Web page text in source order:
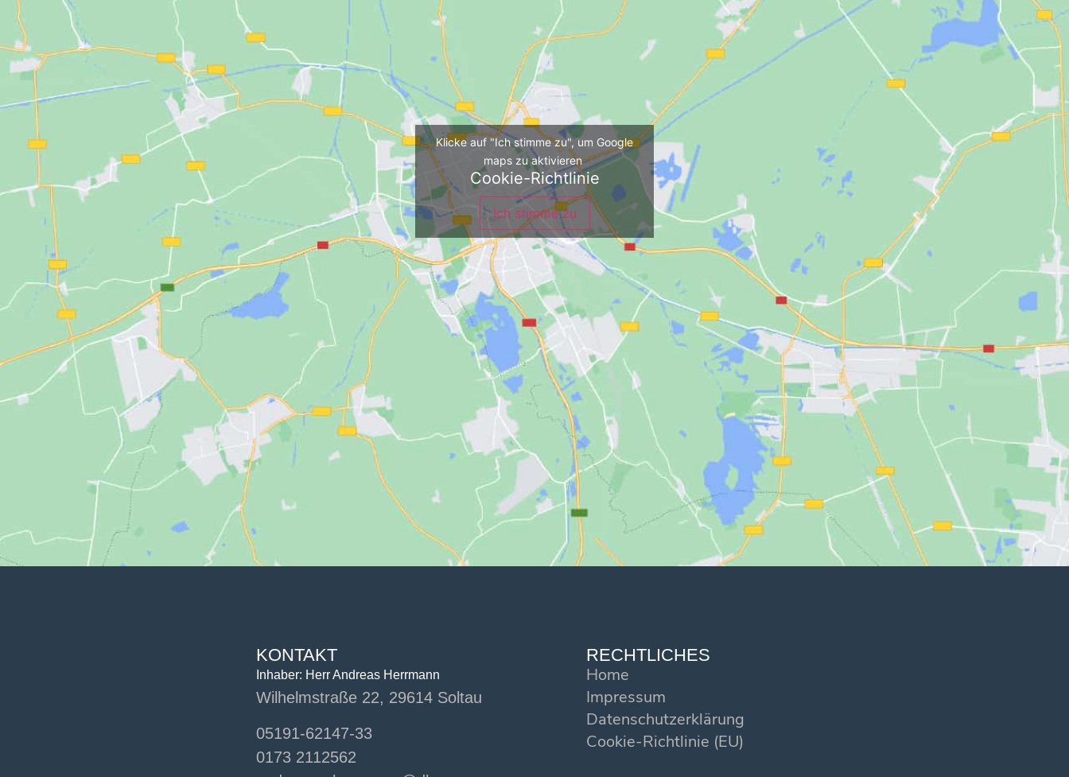
Klicke auf "Ich stimme zu", um Google
maps zu aktivieren
Cookie-Richtlinie
Ich stimme zu
KONTAKT
Inhaber: Herr Andreas Herrmann
Wilhelmstraße 22, 29614 Soltau
05191-62147-33
0173 2112562
RECHTLICHES
Home
Impressum
Datenschutzerklärung
Cookie-Richtlinie (EU)